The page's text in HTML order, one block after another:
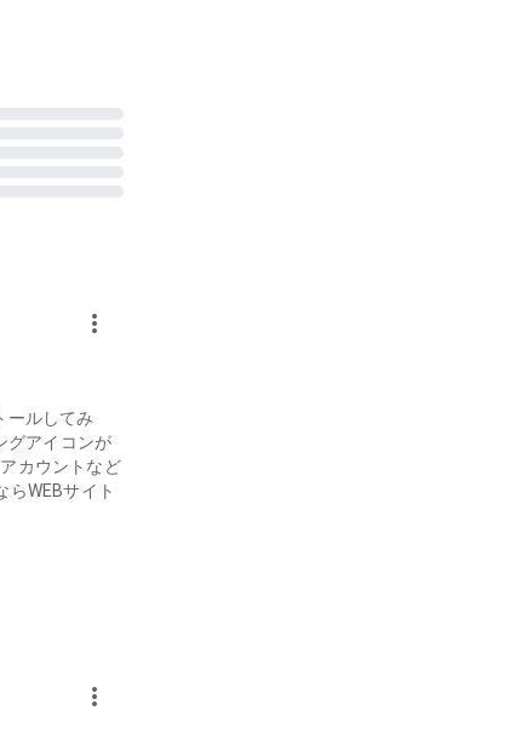
more_vert
ールしてみ
グアイコンが
カウントなど
WEBサイト
more_vert